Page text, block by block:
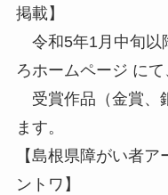
掲載】
令和5年1月中旬以
ろホームページ にて
受賞作品（金賞、
ます。
【島根県障がい者
ントワ】